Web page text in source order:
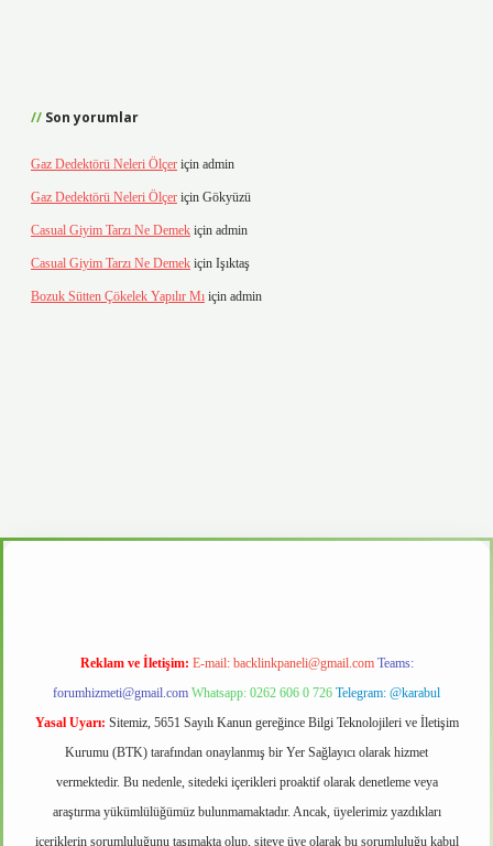
Son yorumlar
Gaz Dedektörü Neleri Ölçer için admin
Gaz Dedektörü Neleri Ölçer için Gökyüzü
Casual Giyim Tarzı Ne Demek için admin
Casual Giyim Tarzı Ne Demek için Işıktaş
Bozuk Sütten Çökelek Yapılır Mı için admin
Reklam ve İletişim: E-mail: backlinkpaneli@gmail.com Teams:
forumhizmeti@gmail.com Whatsapp: 0262 606 0 726 Telegram: @karabul
Yasal Uyarı: Sitemiz, 5651 Sayılı Kanun gereğince Bilgi Teknolojileri ve İletişim
Kurumu (BTK) tarafından onaylanmış bir Yer Sağlayıcı olarak hizmet
vermektedir. Bu nedenle, sitedeki içerikleri proaktif olarak denetleme veya
araştırma yükümlülüğümüz bulunmamaktadır. Ancak, üyelerimiz yazdıkları
içeriklerin sorumluluğunu taşımakta olup, siteye üye olarak bu sorumluluğu kabul